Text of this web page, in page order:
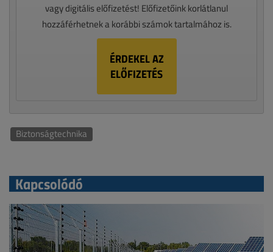
vagy digitális előfizetést! Előfizetőink korlátlanul
hozzáférhetnek a korábbi számok tartalmához is.
ÉRDEKEL AZ
ELŐFIZETÉS
Biztonságtechnika
Kapcsolódó